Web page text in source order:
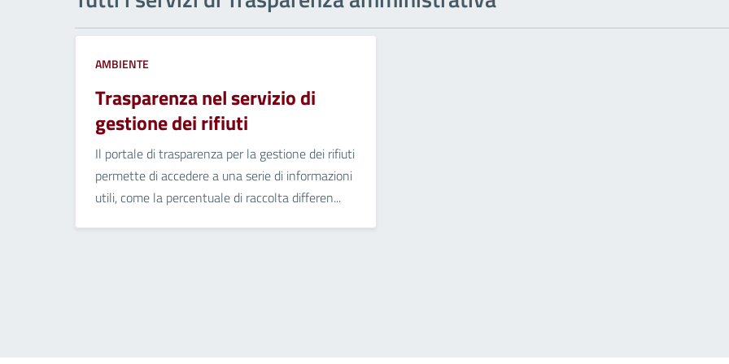
AMBIENTE
Trasparenza nel servizio di
gestione dei rifiuti
Il portale di trasparenza per la gestione dei rifiuti
permette di accedere a una serie di informazioni
utili, come la percentuale di raccolta differen...